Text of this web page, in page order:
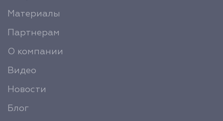
Материалы
Партнерам
О компании
Видео
Новости
Блог